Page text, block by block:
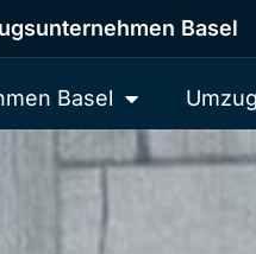
Basel
Basel